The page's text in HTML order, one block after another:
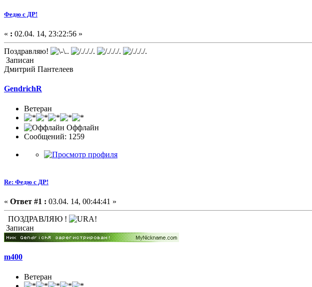
Федю с ДР!
« : 02.04. 14, 23:22:56 »
Поздравляю!
Записан
Дмитрий Пантелеев
GendrichR
Ветеран
Оффлайн
Сообщений: 1259
Re: Федю с ДР!
« Ответ #1 : 03.04. 14, 00:44:41 »
ПОЗДРАВЛЯЮ !
Записан
m400
Ветеран